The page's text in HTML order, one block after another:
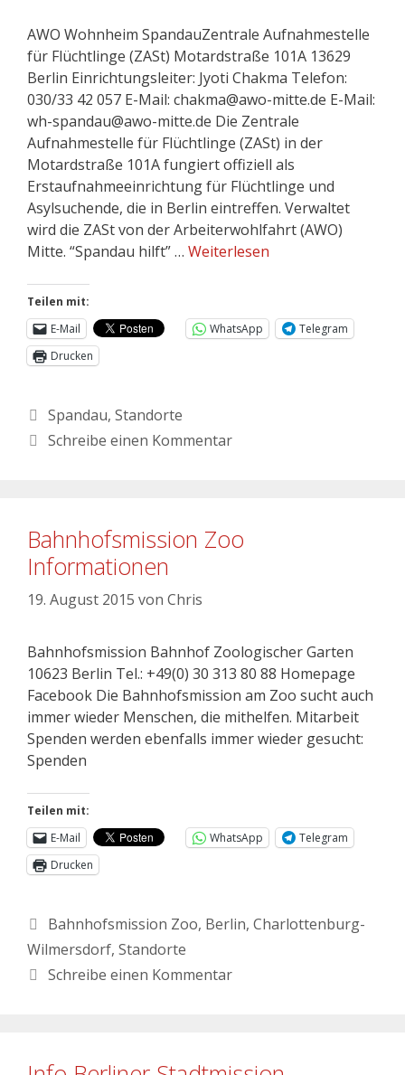
AWO Wohnheim SpandauZentrale Aufnahmestelle
für Flüchtlinge (ZASt) Motardstraße 101A 13629
Berlin Einrichtungsleiter: Jyoti Chakma Telefon:
030/33 42 057 E-Mail: chakma@awo-mitte.de E-Mail:
wh-spandau@awo-mitte.de Die Zentrale
Aufnahmestelle für Flüchtlinge (ZASt) in der
Motardstraße 101A fungiert offiziell als
Erstaufnahmeeinrichtung für Flüchtlinge und
Asylsuchende, die in Berlin eintreffen. Verwaltet
wird die ZASt von der Arbeiterwohlfahrt (AWO)
Mitte. “Spandau hilft” … Weiterlesen
Teilen mit:
E-Mail
WhatsApp
Telegram
Drucken
Spandau, Standorte
Schreibe einen Kommentar
Bahnhofsmission Zoo
Informationen
19. August 2015 von Chris
Bahnhofsmission Bahnhof Zoologischer Garten
10623 Berlin Tel.: +49(0) 30 313 80 88 Homepage
Facebook Die Bahnhofsmission am Zoo sucht auch
immer wieder Menschen, die mithelfen. Mitarbeit
Spenden werden ebenfalls immer wieder gesucht:
Spenden
Teilen mit:
E-Mail
WhatsApp
Telegram
Drucken
Bahnhofsmission Zoo, Berlin, Charlottenburg-
Wilmersdorf, Standorte
Schreibe einen Kommentar